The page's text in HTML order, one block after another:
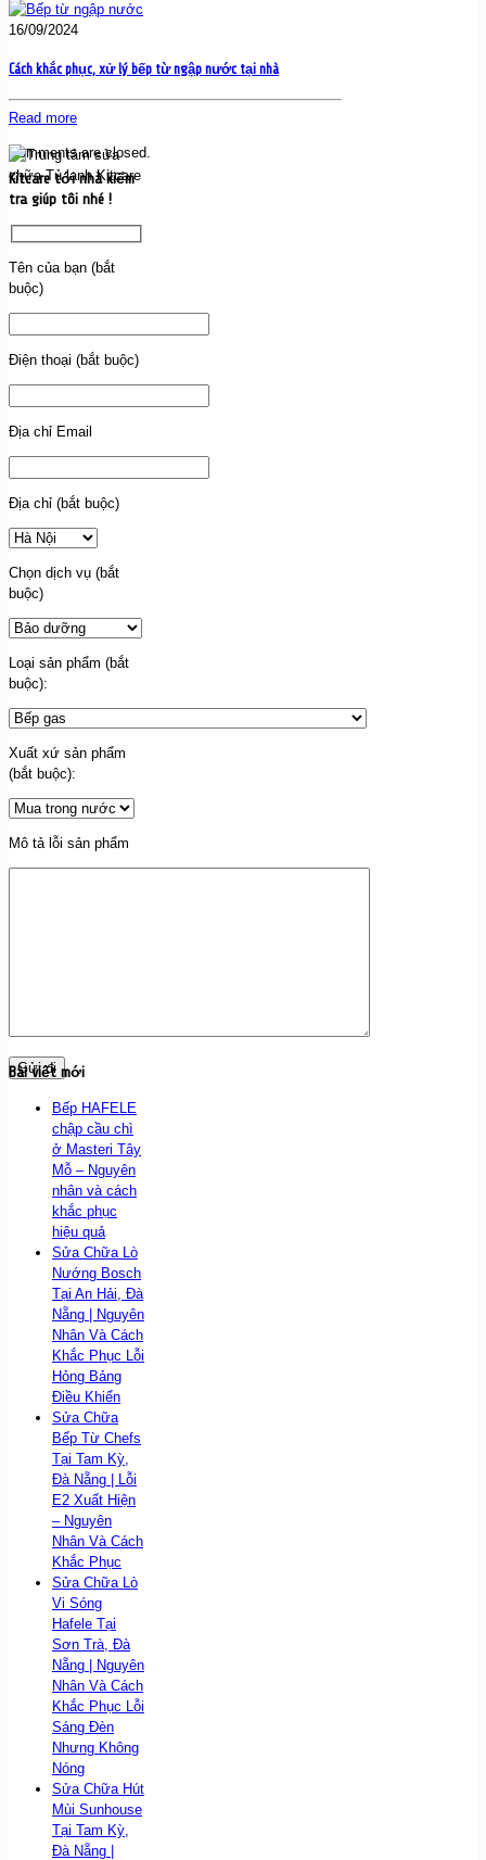
16/09/2024
Cách khắc phục, xử lý bếp từ ngập nước tại nhà
Read more
Comments are closed.
Kitcare tới nhà kiểm
tra giúp tôi nhé !
Tên của bạn (bắt
buộc)
Điện thoại (bắt buộc)
Địa chỉ Email
Địa chỉ (bắt buộc)
Chọn dịch vụ (bắt
buộc)
Loại sản phẩm (bắt
buộc):
Xuất xứ sản phẩm
(bắt buộc):
Mô tả lỗi sản phẩm
Bài viết mới
Bếp HAFELE
chập cầu chì
ở Masteri Tây
Mỗ – Nguyên
nhân và cách
khắc phục
hiệu quả
Sửa Chữa Lò
Nướng Bosch
Tại An Hải, Đà
Nẵng | Nguyên
Nhân Và Cách
Khắc Phục Lỗi
Hỏng Bảng
Điều Khiển
Sửa Chữa
Bếp Từ Chefs
Tại Tam Kỳ,
Đà Nẵng | Lỗi
E2 Xuất Hiện
– Nguyên
Nhân Và Cách
Khắc Phục
Sửa Chữa Lò
Vi Sóng
Hafele Tại
Sơn Trà, Đà
Nẵng | Nguyên
Nhân Và Cách
Khắc Phục Lỗi
Sáng Đèn
Nhưng Không
Nóng
Sửa Chữa Hút
Mùi Sunhouse
Tại Tam Kỳ,
Đà Nẵng |